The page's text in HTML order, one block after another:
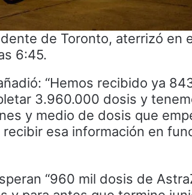
de Toronto, aterrizó en
6:45.
“Hemos recibido ya
3.960.000 dosis y
y medio de dosis que
esa información en
“960 mil dosis de